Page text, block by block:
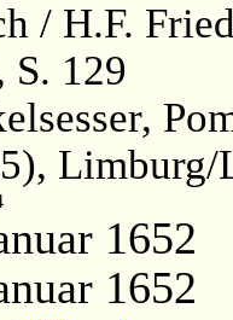
/ H.F.
S. 129
Limburg/
1652
1652